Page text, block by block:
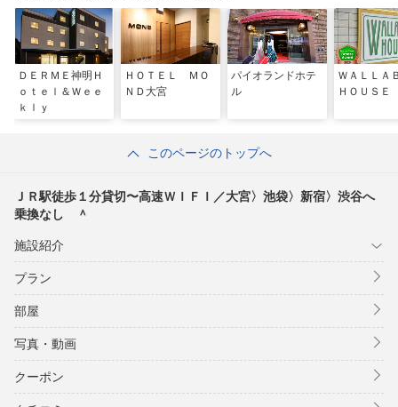
ＤＥＲＭＥ神明Ｈ
ｏｔｅｌ＆Ｗｅｅ
ｋｌｙ
ＨＯＴＥＬ ＭＯ
ＮＤ大宮
パイオランドホテ
ル
ＷＡＬＬ
ＨＯＵＳＥ
このページのトップへ
ＪＲ駅徒歩１分貸切〜高速ＷＩＦＩ／大宮〉池袋〉新宿〉渋谷へ
乗換なし ＾
施設紹介
プラン
部屋
写真・動画
クーポン